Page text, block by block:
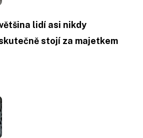
lidí asi nikdy
stojí za majetkem